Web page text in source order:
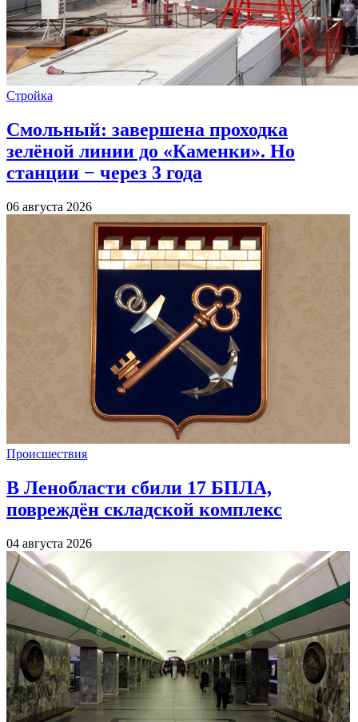
Стройка
Смольный: завершена проходка
зелёной линии до «Каменки». Но
станции − через 3 года
06 августа 2026
Происшествия
В Ленобласти сбили 17 БПЛА,
повреждён складской комплекс
04 августа 2026